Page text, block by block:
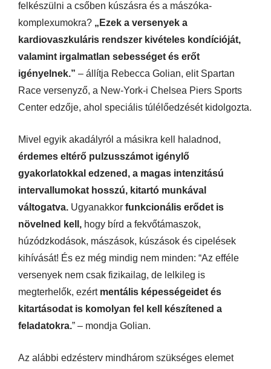
felkészülni a csőben kúszásra és a mászóka-
komplexumokra? „Ezek a versenyek a
kardiovaszkuláris rendszer kivételes kondícióját,
valamint irgalmatlan sebességet és erőt
igényelnek.” – állítja Rebecca Golian, elit Spartan
Race versenyző, a New-York-i Chelsea Piers Sports
Center edzője, ahol speciális túlélőedzését kidolgozta.
Mivel egyik akadályról a másikra kell haladnod,
érdemes eltérő pulzusszámot igénylő
gyakorlatokkal edzened, a magas intenzitású
intervallumokat hosszú, kitartó munkával
váltogatva. Ugyanakkor funkcionális erődet is
növelned kell, hogy bírd a fekvőtámaszok,
húzódzkodások, mászások, kúszások és cipelések
kihívását! És ez még mindig nem minden: “Az efféle
versenyek nem csak fizikailag, de lelkileg is
megterhelők, ezért mentális képességeidet és
kitartásodat is komolyan fel kell készítened a
feladatokra.” – mondja Golian.
Az alábbi edzésterv mindhárom szükséges elemet